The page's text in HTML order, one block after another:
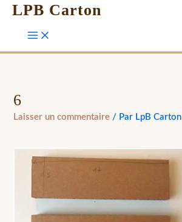
LPB Carton
6
Laisser un commentaire / Par LpB Carton